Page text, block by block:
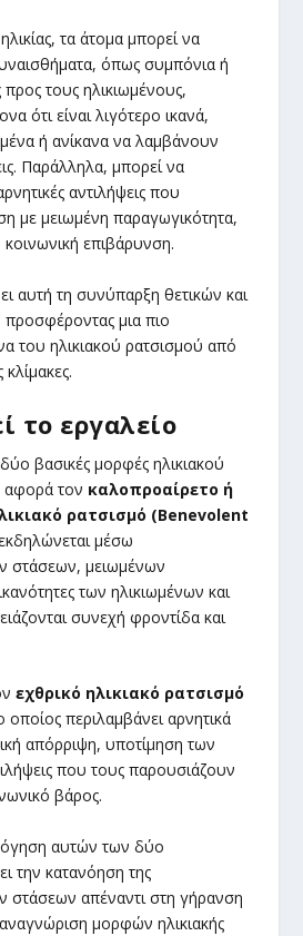
τα άτομα μπορεί να
όπως συμπόνια ή
τους ηλικιωμένους,
ότι είναι λιγότερο ικανά,
ή ανίκανα να λαμβάνουν
Παράλληλα, μπορεί να
αντιλήψεις που
με μειωμένη παραγωγικότητα,
επιβάρυνση.
αυτή τη συνύπαρξη θετικών και
μια πιο
του ηλικιακού ρατσισμού από
το εργαλείο
βασικές μορφές ηλικιακού
αφορά τον καλοπροαίρετο ή
ρατσισμό (Benevolent
μέσω
στάσεων, μειωμένων
των ηλικιωμένων και
συνεχή φροντίδα και
εχθρικό ηλικιακό ρατσισμό
οποίος περιλαμβάνει αρνητικά
απόρριψη, υποτίμηση των
που τους παρουσιάζουν
βάρος.
αυτών των δύο
την κατανόηση της
στάσεων απέναντι στη γήρανση
μορφών ηλικιακής